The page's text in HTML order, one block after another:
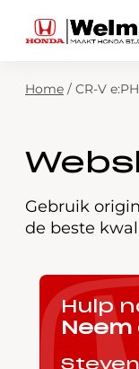
Modellen
Over ons
Webshop
Contact
Home / CR-V
Gebruik
de beste
Hulp
Steven